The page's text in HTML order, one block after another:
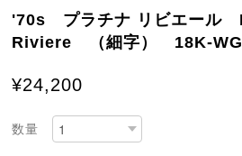
'70s プラチナ リビエール
Riviere （細字）
¥24,200
数量